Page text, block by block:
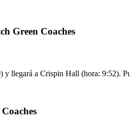
Green Coaches
llegará a Crispin Hall (hora: 9:52).